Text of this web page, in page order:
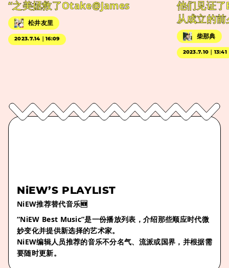
“之美拯救了Otake@James
松井友里
2023.7.14｜16:09
他们见证
从成立的
柴那典
2023.7.10｜13:41
NiEW’S PLAYLIST
NiEW推荐替代音乐🆕
“NiEW Best Music”是一份播放列表，介绍那些顺应时代微
妙变化并提供新选择的艺术家。
NiEW编辑人员推荐的音乐不分名气、流派或国界，并根据需
要随时更新。